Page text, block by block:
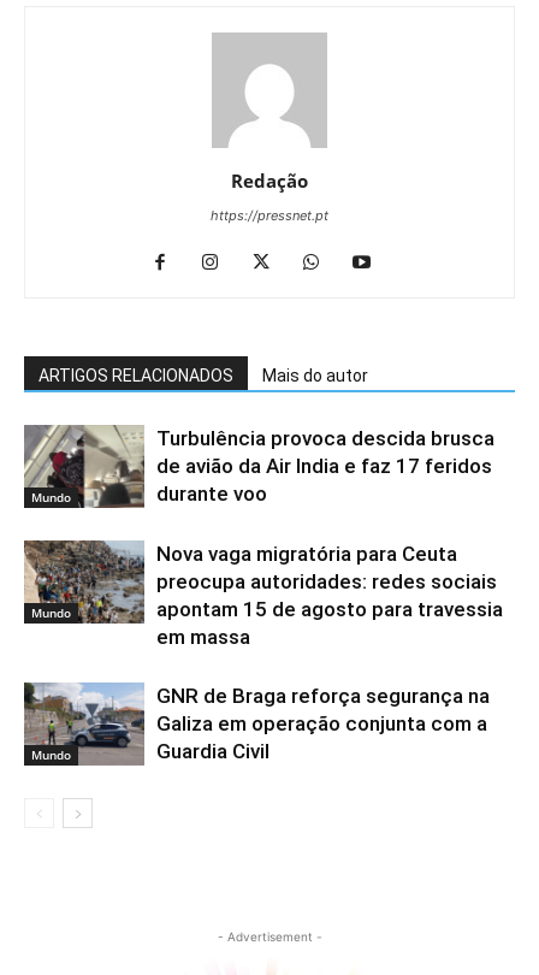
Redação
https://pressnet.pt
ARTIGOS RELACIONADOS Mais do autor
Mundo
Turbulência provoca descida brusca
de avião da Air India e faz 17 feridos
durante voo
Mundo
Nova vaga migratória para Ceuta
preocupa autoridades: redes sociais
apontam 15 de agosto para travessia
em massa
Mundo
GNR de Braga reforça segurança na
Galiza em operação conjunta com a
Guardia Civil
- Advertisement -